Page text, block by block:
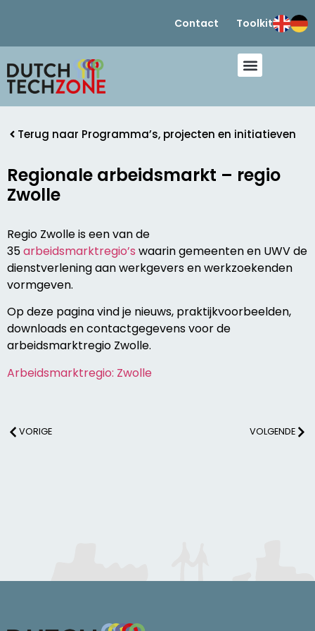
Contact Toolkit
Terug naar Programma’s, projecten en initiatieven
Regionale arbeidsmarkt – regio
Zwolle
Regio Zwolle is een van de
35arbeidsmarktregio’s waarin gemeenten en UWV de
dienstverlening aan werkgevers en werkzoekenden
vormgeven.
Op deze pagina vind je nieuws, praktijkvoorbeelden,
downloads en contactgegevens voor de
arbeidsmarktregio Zwolle.
Arbeidsmarktregio: Zwolle
VORIGE VOLGENDE